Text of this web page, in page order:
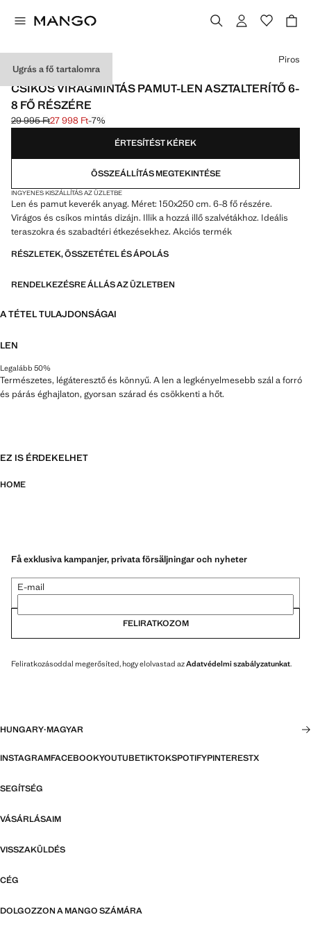
Ugrás a fő tartalomra
MADE IN SPAIN
CSÍKOS VIRÁGMINTÁS PAMUT-LEN ASZTALTERÍTŐ 6-
8 FŐ RÉSZÉRE
Kezdeti ár áthúzva [29 995 Ft ]
29 995 Ft
Jelenlegi ár [27 998 Ft ]
27 998 Ft-7%
Válassz egy színt
Piros
ÉRTESÍTÉST KÉREK
ÖSSZEÁLLÍTÁS MEGTEKINTÉSE
INGYENES KISZÁLLÍTÁS AZ ÜZLETBE
Len és pamut keverék anyag. Méret: 150x250 cm. 6-8 fő részére.
Virágos és csíkos mintás dizájn. Illik a hozzá illő szalvétákhoz. Ideális
teraszokra és szabadtéri étkezésekhez. Akciós termék
RÉSZLETEK, ÖSSZETÉTEL ÉS ÁPOLÁS
RENDELKEZÉSRE ÁLLÁS AZ ÜZLETBEN
A TÉTEL TULAJDONSÁGAI
LEN
Legalább 50%
Természetes, légáteresztő és könnyű. A len a legkényelmesebb szál a forró
és párás éghajlaton, gyorsan szárad és csökkenti a hőt.
EZ IS ÉRDEKELHET
HOME
Få exklusiva kampanjer, privata försäljningar och nyheter
E-mail
FELIRATKOZOM
Feliratkozásoddal megerősíted, hogy elolvastad azAdatvédelmi szabályzatunkat.
HUNGARY·MAGYAR
INSTAGRAMFACEBOOKYOUTUBETIKTOKSPOTIFYPINTERESTX
SEGÍTSÉG
VÁSÁRLÁSAIM
VISSZAKÜLDÉS
CÉG
DOLGOZZON A MANGO SZÁMÁRA